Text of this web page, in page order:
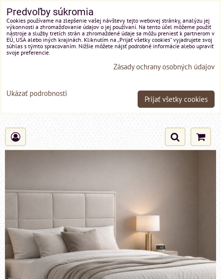
Predvoľby súkromia
Cookies používame na zlepšenie vašej návštevy tejto webovej stránky, analýzu jej
výkonnosti a zhromažďovanie údajov o jej používaní. Na tento účel môžeme použiť
nástroje a služby tretích strán a zhromaždené údaje sa môžu preniesť k partnerom v
EÚ, USA alebo iných krajinách. Kliknutím na „Prijať všetky cookies“ vyjadrujete svoj
súhlas s týmto spracovaním. Nižšie môžete nájsť podrobné informácie alebo upraviť
svoje preferencie.
Zásady ochrany osobných údajov
Ukázať podrobnosti
Prijať všetky cookies